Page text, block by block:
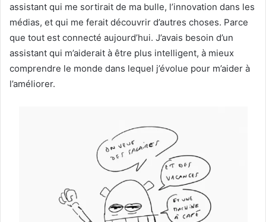
assistant qui me sortirait de ma bulle, l’innovation dans les
médias, et qui me ferait découvrir d’autres choses. Parce
que tout est connecté aujourd’hui. J’avais besoin d’un
assistant qui m’aiderait à être plus intelligent, à mieux
comprendre le monde dans lequel j’évolue pour m’aider à
l’améliorer.